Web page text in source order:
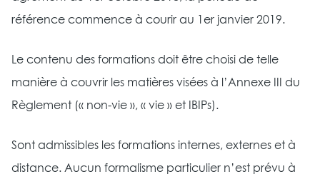
référence commence à courir au 1er janvier 2019.
Le contenu des formations doit être choisi de telle
manière à couvrir les matières visées à l’Annexe III du
Règlement (« non-vie », « vie » et IBIPs).
Sont admissibles les formations internes, externes et à
distance. Aucun formalisme particulier n’est prévu à